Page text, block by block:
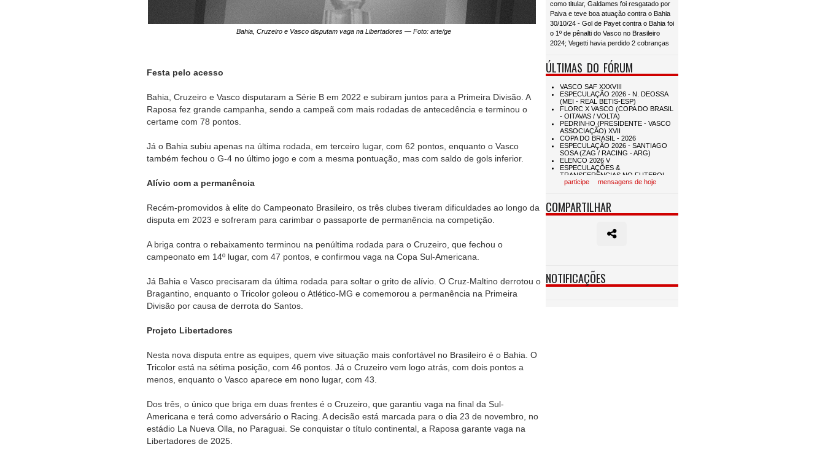
Bahia, Cruzeiro e Vasco disputam vaga na Libertadores — Foto: arte/ge
Festa pelo acesso
Bahia, Cruzeiro e Vasco disputaram a Série B em 2022 e subiram juntos para a Primeira Divisão. A
Raposa fez grande campanha, sendo a campeã com mais rodadas de antecedência e terminou o
certame com 78 pontos.
Já o Bahia subiu apenas na última rodada, em terceiro lugar, com 62 pontos, enquanto o Vasco
também fechou o G-4 no último jogo e com a mesma pontuação, mas com saldo de gols inferior.
Alívio com a permanência
Recém-promovidos à elite do Campeonato Brasileiro, os três clubes tiveram dificuldades ao longo da
disputa em 2023 e sofreram para carimbar o passaporte de permanência na competição.
A briga contra o rebaixamento terminou na penúltima rodada para o Cruzeiro, que fechou o
campeonato em 14º lugar, com 47 pontos, e confirmou vaga na Copa Sul-Americana.
Já Bahia e Vasco precisaram da última rodada para soltar o grito de alívio. O Cruz-Maltino derrotou o
Bragantino, enquanto o Tricolor goleou o Atlético-MG e comemorou a permanência na Primeira
Divisão por causa de derrota do Santos.
Projeto Libertadores
Nesta nova disputa entre as equipes, quem vive situação mais confortável no Brasileiro é o Bahia. O
Tricolor está na sétima posição, com 46 pontos. Já o Cruzeiro vem logo atrás, com dois pontos a
menos, enquanto o Vasco aparece em nono lugar, com 43.
Dos três, o único que briga em duas frentes é o Cruzeiro, que garantiu vaga na final da Sul-
Americana e terá como adversário o Racing. A decisão está marcada para o dia 23 de novembro, no
estádio La Nueva Olla, no Paraguai. Se conquistar o título continental, a Raposa garante vaga na
Libertadores de 2025.
como titular, Galdames foi resgatado por
Paiva e teve boa atuação contra o Bahia
30/10/24 - Gol de Payet contra o Bahia foi
o 1º de pênalti do Vasco no Brasileiro
2024; Vegetti havia perdido 2 cobranças
ÚLTIMAS DO FÓRUM
participe mensagens de hoje
COMPARTILHAR
NOTIFICAÇÕES